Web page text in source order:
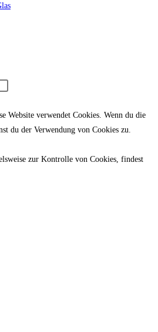
Website verwendet Cookies. Wenn du die
du der Verwendung von Cookies zu.
zur Kontrolle von Cookies, findest